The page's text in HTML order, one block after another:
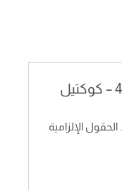
كن أول من يقيم “القادم 46 – كوكتيل
الحقول الإلزامية